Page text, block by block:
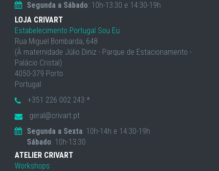
Segunda a Sábado: 10h-13:30 e 14:30-19h
LOJA CRIVART
Estabelecimento Portugal Sou Eu
Rua Miguel Bombarda, 648
(À maternidade Júlio Diniz - Parque de Estacionamento -
Palácio Cristal)
4050-379 Porto
Portugal
+351 226 002 243 *
geral@crivart.pt
Segunda a Sexta: 10h-14h e 14:30-19h
Sábado: 10h-13:30
ATELIER CRIVART
Workshops